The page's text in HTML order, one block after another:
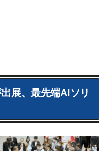
展、最先端AIソリ